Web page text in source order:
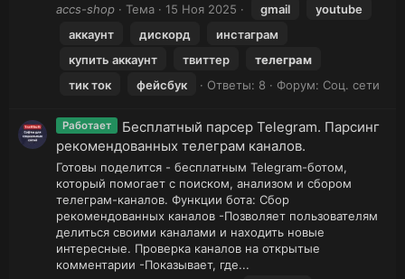
accs-shop
Тема 15 Ноя 2025 gmail
youtube
аккаунт
дискорд
инстаграм
купить аккаунт
твиттер
телеграм
тик ток
фейсбук Ответы: 8 Форум: Соц. сети
Работает
Бесплатный парсер Telegram. Парсинг
рекомендованных телеграм каналов.
Готовы поделится - бесплатным Telegram-ботом,
который помогает с поиском, анализом и сбором
телеграм-каналов. Функции бота: Сбор
рекомендованных каналов -Позволяет пользователям
делиться своими каналами и находить новые
интересные. Проверка каналов на открытые
комментарии -Показывает, где...